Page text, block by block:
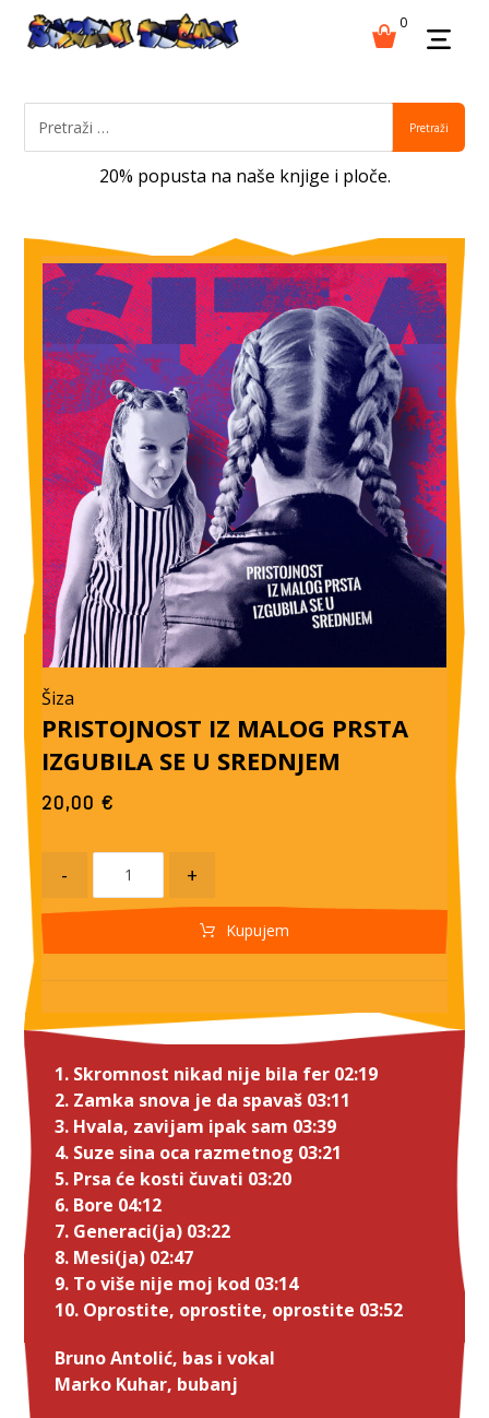
0
Pretraži
20% popusta na naše knjige i ploče.
Šiza
PRISTOJNOST IZ MALOG PRSTA
IZGUBILA SE U SREDNJEM
20,00€
- +
Kupujem
1. Skromnost nikad nije bila fer 02:19
2. Zamka snova je da spavaš 03:11
3. Hvala, zavijam ipak sam 03:39
4. Suze sina oca razmetnog 03:21
5. Prsa će kosti čuvati 03:20
6. Bore 04:12
7. Generaci(ja) 03:22
8. Mesi(ja) 02:47
9. To više nije moj kod 03:14
10. Oprostite, oprostite, oprostite 03:52
Bruno Antolić, bas i vokal
Marko Kuhar, bubanj